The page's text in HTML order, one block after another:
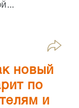
новый
по
и